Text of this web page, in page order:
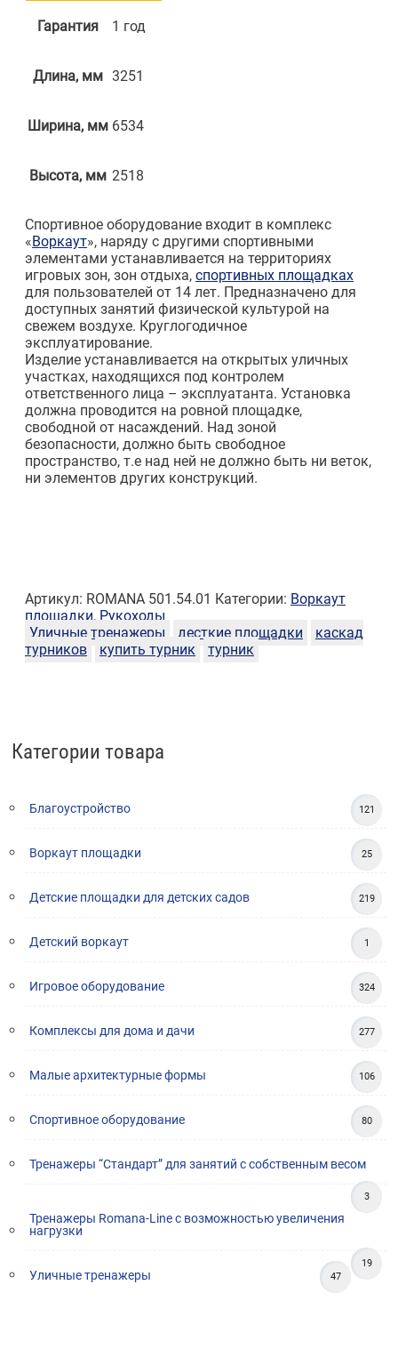
Категории товара
Благоустройство 121
Воркаут площадки 25
Детские площадки для детских садов 219
Детский воркаут 1
Игровое оборудование 324
Комплексы для дома и дачи 277
Малые архитектурные формы 106
Спортивное оборудование 80
Тренажеры “Стандарт” для занятий с собственным весом
3
Тренажеры Romana-Line с возможностью увеличения
нагрузки
19
Уличные тренажеры 47
Гарантия 1 год
Длина, мм 3251
Ширина, мм 6534
Высота, мм 2518
Спортивное оборудование входит в комплекс
«Воркаут», наряду с другими спортивными
элементами устанавливается на территориях
игровых зон, зон отдыха, спортивных площадках
для пользователей от 14 лет. Предназначено для
доступных занятий физической культурой на
свежем воздухе. Круглогодичное
эксплуатирование.
Изделие устанавливается на открытых уличных
участках, находящихся под контролем
ответственного лица – эксплуатанта. Установка
должна проводится на ровной площадке,
свободной от насаждений. Над зоной
безопасности, должно быть свободное
пространство, т.е над ней не должно быть ни веток,
ни элементов других конструкций.
Артикул: ROMANA 501.54.01 Категории: Воркаут
площадки, Рукоходы
Уличные тренажеры
десткие площадки
каскад
турников
купить турник турник